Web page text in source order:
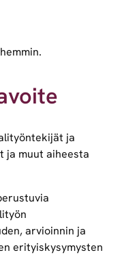
ja
ja muut aiheesta
arvioinnin ja
erityiskysymysten